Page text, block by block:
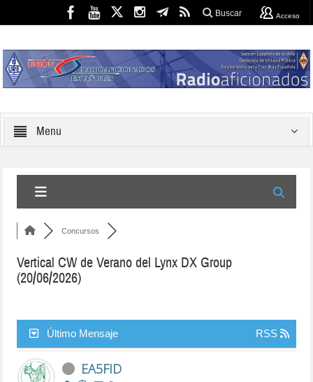
Buscar Acceso
Menu
Concursos
Vertical CW de Verano del Lynx DX Group
(20/06/2026)
Último Mensaje RSS
EA5FID